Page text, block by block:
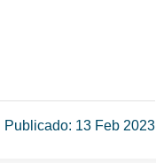
Publicado: 13 Feb 2023